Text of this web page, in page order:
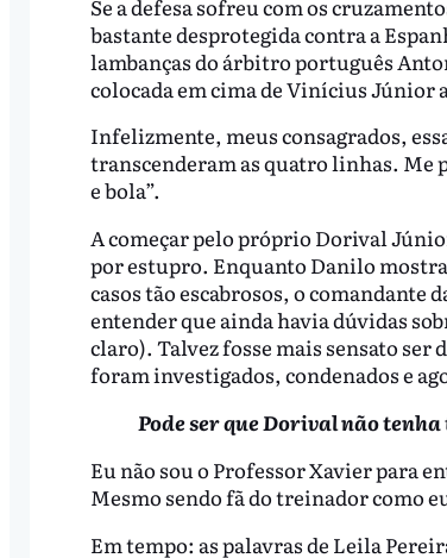
Se a defesa sofreu com os
bastante desprotegida contra a
lambanças do árbitro português
colocada em cima de Vinícius Júnior
Infelizmente, meus consagrados,
transcenderam as quatro linhas. Me
e bola”.
A começar pelo próprio Dorival
por estupro. Enquanto Danilo
casos tão escabrosos, o comandante
entender que ainda havia dúvidas
claro). Talvez fosse mais sensato
foram investigados, condenados e
Pode ser que Dorival não
Eu não sou o Professor Xavier para
Mesmo sendo fã do treinador como
Em tempo: as palavras de Leila